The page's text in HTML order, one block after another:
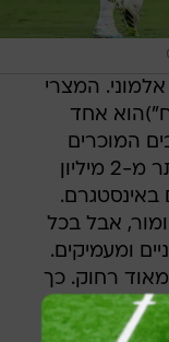
המצרי
אחד
המוכרים
ביותר ברשתות החברתיות. יש לו יותר מ-2 מיליון
מ-1.2 עוקבים באינסטגרם.
אבל בכל
ומעמיקים.
רחוק. כך
הבוקר.